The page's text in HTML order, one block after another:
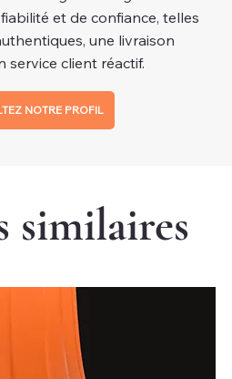
et de confiance, telles
une livraison
service client réactif.
NOTRE PROFIL
similaires